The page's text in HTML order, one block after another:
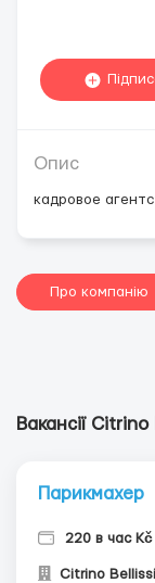
Опис
кадровое
Про компанію
Вакансії
Парикмахер
220 в час
Citrino